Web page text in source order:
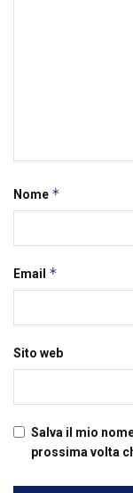
Nome *
Email *
Sito web
Salva il mio
prossima volta